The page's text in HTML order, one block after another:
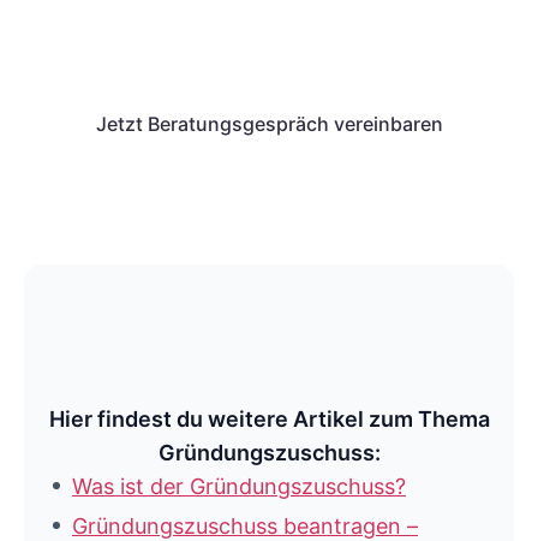
Jetzt Beratungsgespräch vereinbaren
Hier findest du weitere Artikel zum Thema
Gründungszuschuss:
Was ist der Gründungszuschuss?
Gründungszuschuss beantragen –